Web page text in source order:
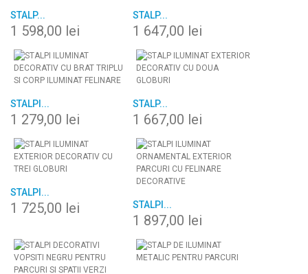
STALP...
1 598,00 lei
STALP...
1 647,00 lei
STALPI...
1 279,00 lei
STALP...
1 667,00 lei
STALPI...
1 725,00 lei STALPI...
1 897,00 lei